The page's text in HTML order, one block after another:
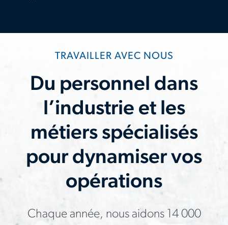
TRAVAILLER AVEC NOUS
Du personnel dans
l’industrie et les
métiers spécialisés
pour dynamiser vos
opérations
Chaque année, nous aidons 14 000